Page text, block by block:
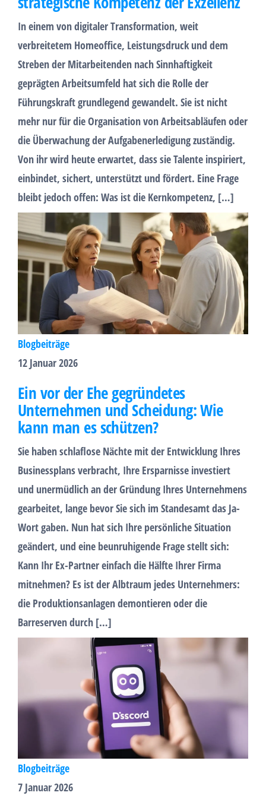
In einem von digitaler Transformation, weit
verbreitetem Homeoffice, Leistungsdruck und dem
Streben der Mitarbeitenden nach Sinnhaftigkeit
geprägten Arbeitsumfeld hat sich die Rolle der
Führungskraft grundlegend gewandelt. Sie ist nicht
mehr nur für die Organisation von Arbeitsabläufen oder
die Überwachung der Aufgabenerledigung zuständig.
Von ihr wird heute erwartet, dass sie Talente inspiriert,
einbindet, sichert, unterstützt und fördert. Eine Frage
bleibt jedoch offen: Was ist die Kernkompetenz, […]
Blogbeiträge
12 Januar 2026
Ein vor der Ehe gegründetes
Unternehmen und Scheidung: Wie
kann man es schützen?
Sie haben schlaflose Nächte mit der Entwicklung Ihres
Businessplans verbracht, Ihre Ersparnisse investiert
und unermüdlich an der Gründung Ihres Unternehmens
gearbeitet, lange bevor Sie sich im Standesamt das Ja-
Wort gaben. Nun hat sich Ihre persönliche Situation
geändert, und eine beunruhigende Frage stellt sich:
Kann Ihr Ex-Partner einfach die Hälfte Ihrer Firma
mitnehmen? Es ist der Albtraum jedes Unternehmers:
die Produktionsanlagen demontieren oder die
Barreserven durch […]
Blogbeiträge
7 Januar 2026